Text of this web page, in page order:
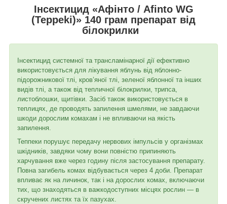
Інсектицид «Афінто / Afinto WG
(Teppeki)» 140 грам препарат від
білокрилки
Інсектицид системної та трансламінарної дії ефективно
використовується для лікування яблунь від яблонно-
підорожникової тлі, кров’яної тлі, зеленої яблонної та інших
видів тлі, а також від тепличної білокрилки, трипса,
листоблошки, щитівки. Засіб також використовується в
теплицях, де проводять запилення шмелями, не завдаючи
шкоди дорослим комахам і не впливаючи на якість
запилення.
Теппеки порушує передачу нервових імпульсів у організмах
шкідників, завдяки чому вони повністю припиняють
харчування вже через годину після застосування препарату.
Повна загибель комах відбувається через 4 доби. Препарат
впливає як на личинок, так і на дорослих комах, включаючи
тих, що знаходяться в важкодоступних місцях рослин — в
скручених листях та їх пазухах.